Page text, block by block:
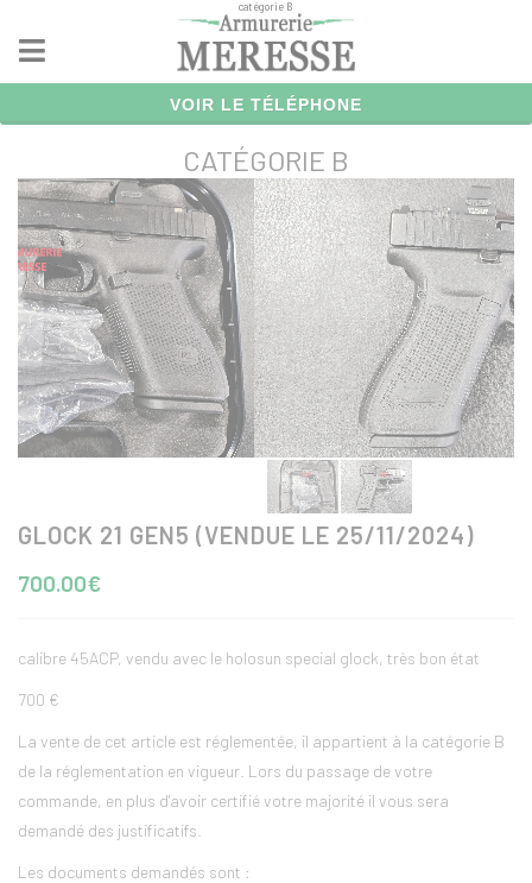
catégorie B
VOIR LE TÉLÉPHONE
CATÉGORIE B
GLOCK 21 GEN5 (VENDUE LE 25/11/2024)
700.00€
calibre 45ACP, vendu avec le holosun special glock, très bon état
700 €
La vente de cet article est réglementée, il appartient à la catégorie B
de la réglementation en vigueur. Lors du passage de votre
commande, en plus d'avoir certifié votre majorité il vous sera
demandé des justificatifs.
Les documents demandés sont :
Panneau de gestion des cookies